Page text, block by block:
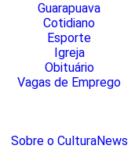
Guarapuava
Cotidiano
Esporte
Igreja
Obituário
Vagas de Emprego
Sobre o CulturaNews